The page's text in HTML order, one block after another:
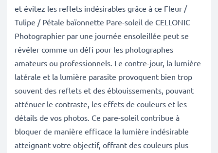
et évitez les reflets indésirables grâce à ce Fleur /
Tulipe / Pétale baïonnette Pare-soleil de CELLONIC
Photographier par une journée ensoleillée peut se
révéler comme un défi pour les photographes
amateurs ou professionnels. Le contre-jour, la lumière
latérale et la lumière parasite provoquent bien trop
souvent des reflets et des éblouissements, pouvant
atténuer le contraste, les effets de couleurs et les
détails de vos photos. Ce pare-soleil contribue à
bloquer de manière efficace la lumière indésirable
atteignant votre objectif, offrant des couleurs plus